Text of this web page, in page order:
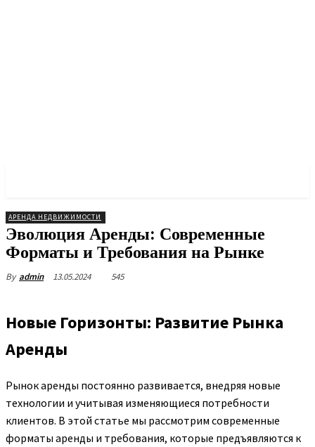
АРЕНДА НЕДВИЖИМОСТИ
Эволюция Аренды: Современные
Форматы и Требования на Рынке
By admin 13.05.2024 545
Новые Горизонты: Развитие Рынка
Аренды
Рынок аренды постоянно развивается, внедряя новые
технологии и учитывая изменяющиеся потребности
клиентов. В этой статье мы рассмотрим современные
форматы аренды и требования, которые предъявляются к